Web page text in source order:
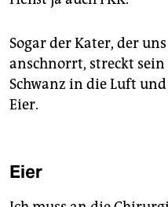
Sogar der Kater, der
anschnorrt, streckt
Schwanz in die Luft
Eier.
Eier